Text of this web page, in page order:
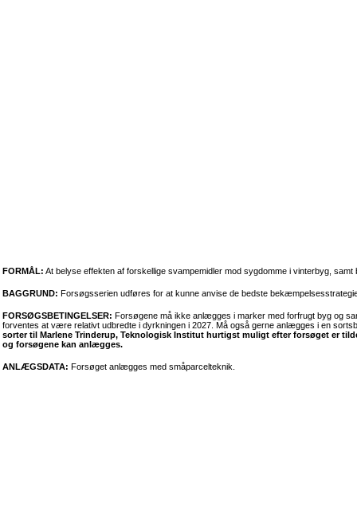
FORMÅL: At belyse effekten af forskellige svampemidler mod sygdomme i vinterbyg,
BAGGRUND: Forsøgsserien udføres for at kunne anvise de bedste
FORSØGSBETINGELSER: Forsøgene må ikke anlægges i marker med forfrugt byg og
forventes at være relativt udbredte i dyrkningen i 2027. Må også gerne anlægges i en
sorter til Marlene Trinderup, Teknologisk Institut hurtigst muligt efter forsøget er
og forsøgene kan anlægges.
ANLÆGSDATA: Forsøget anlægges med småparcelteknik.